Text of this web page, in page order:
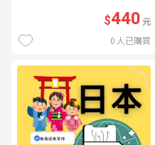
$440元
0 人已購買